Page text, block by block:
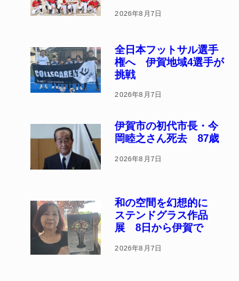
2026年8月7日
全日本フットサル選手
権へ 伊賀地域4選手が
挑戦
2026年8月7日
伊賀市の初代市長・今
岡睦之さん死去 87歳
2026年8月7日
和の空間を幻想的に
ステンドグラス作品
展 8日から伊賀で
2026年8月7日